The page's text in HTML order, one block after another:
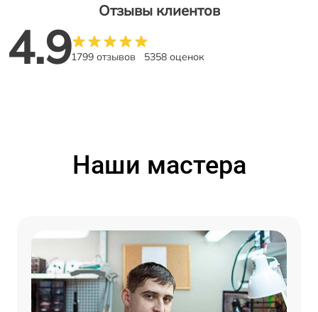
Отзывы клиентов
4.91799 отзывов 5358 оценок
Наши мастера